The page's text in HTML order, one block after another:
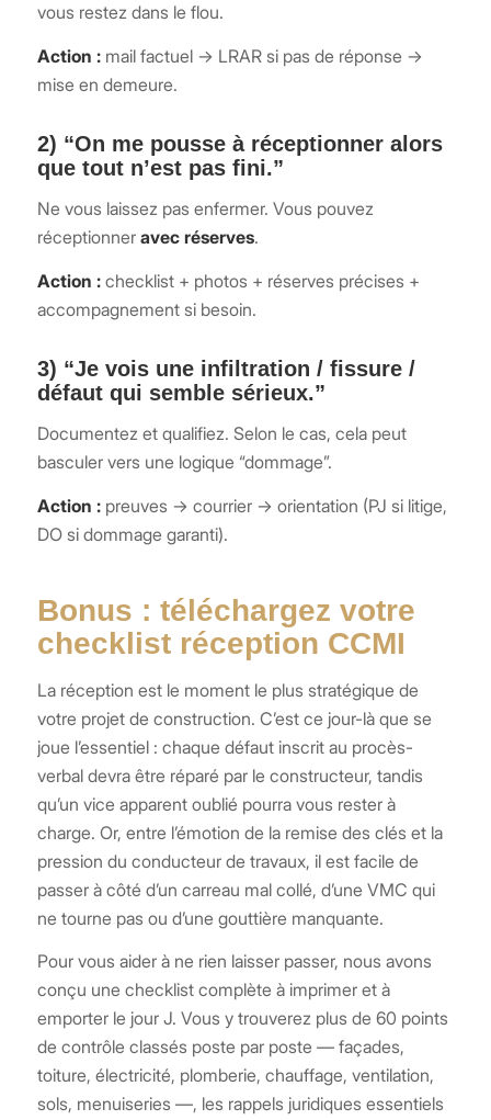
vous restez dans le flou.
Action :mail factuel → LRAR si pas de réponse →
mise en demeure.
2) “On me pousse à réceptionner alors
que tout n’est pas fini.”
Ne vous laissez pas enfermer. Vous pouvez
réceptionner avec réserves.
Action :checklist + photos + réserves précises +
accompagnement si besoin.
3) “Je vois une infiltration / fissure /
défaut qui semble sérieux.”
Documentez et qualifiez. Selon le cas, cela peut
basculer vers une logique “dommage”.
Action :preuves → courrier → orientation (PJ si litige,
DO si dommage garanti).
Bonus : téléchargez votre
checklist réception CCMI
La réception est le moment le plus stratégique de
votre projet de construction. C’est ce jour-là que se
joue l’essentiel : chaque défaut inscrit au procès-
verbal devra être réparé par le constructeur, tandis
qu’un vice apparent oublié pourra vous rester à
charge. Or, entre l’émotion de la remise des clés et la
pression du conducteur de travaux, il est facile de
passer à côté d’un carreau mal collé, d’une VMC qui
ne tourne pas ou d’une gouttière manquante.
Pour vous aider à ne rien laisser passer, nous avons
conçu une checklist complète à imprimer et à
emporter le jour J. Vous y trouverez plus de 60 points
de contrôle classés poste par poste — façades,
toiture, électricité, plomberie, chauffage, ventilation,
sols, menuiseries —, les rappels juridiques essentiels